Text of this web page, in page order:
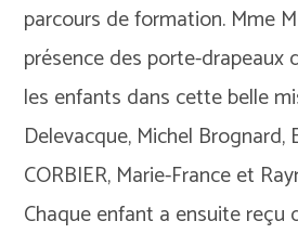
parcours de formation. Mme
présence des porte-drapeaux
les enfants dans cette belle
Delevacque, Michel Brognard,
CORBIER, Marie-France et
Chaque enfant a ensuite reçu